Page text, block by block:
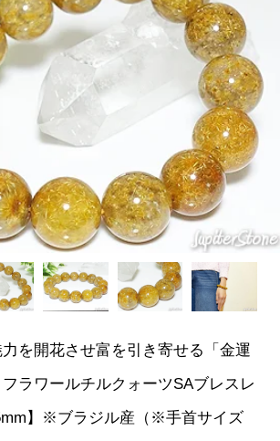
を開花させ富を引き寄せる「金運
ラワールチルクォーツSAブレスレ
】※ブラジル産（※手首サイズ